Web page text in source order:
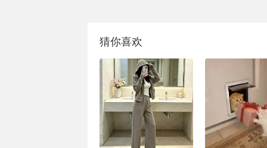
猜你喜欢